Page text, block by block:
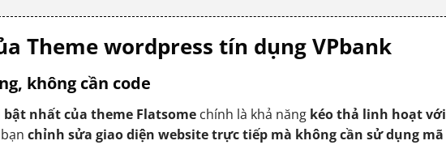
Theme wordpress tín dụng VPbank
không cần code
nhất của theme Flatsome chính là khả năng kéo thả linh hoạt với
chỉnh sửa giao diện website trực tiếp mà không cần sử dụng mã